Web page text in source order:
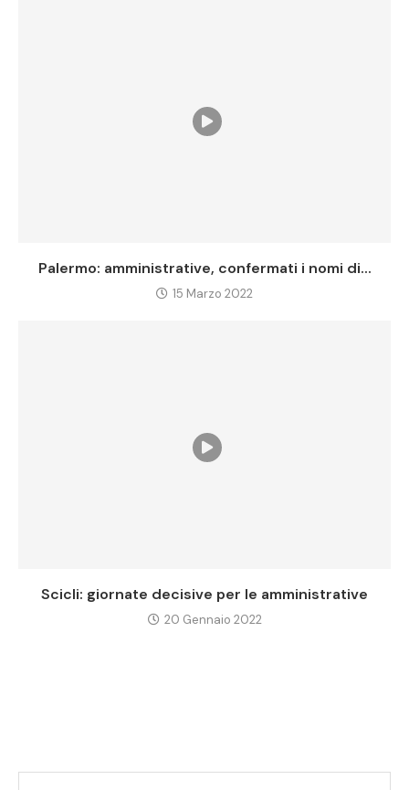
Palermo: amministrative, confermati i nomi di...
15 Marzo 2022
Scicli: giornate decisive per le amministrative
20 Gennaio 2022